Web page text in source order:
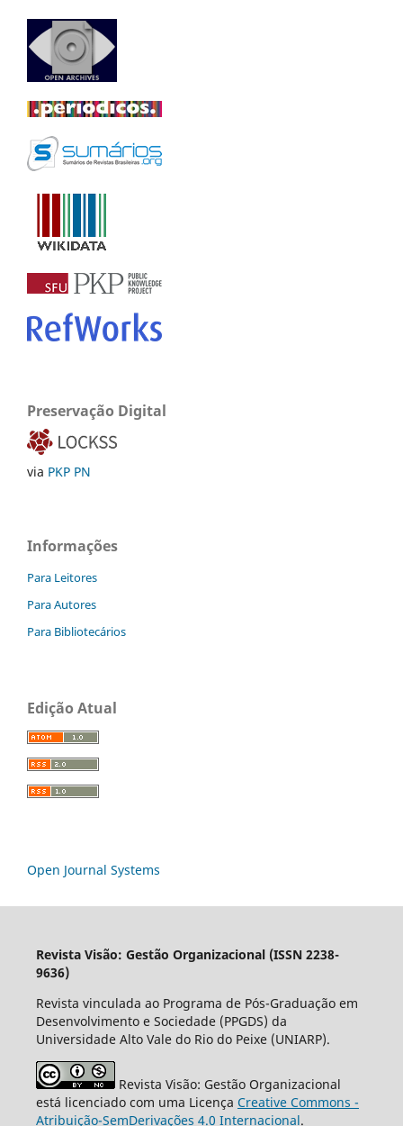
Preservação Digital
via PKP PN
Informações
Para Leitores
Para Autores
Para Bibliotecários
Edição Atual
Open Journal Systems
Revista Visão: Gestão Organizacional (ISSN 2238-
9636)
Revista vinculada ao Programa de Pós-Graduação em
Desenvolvimento e Sociedade (PPGDS) da
Universidade Alto Vale do Rio do Peixe (UNIARP).
Revista Visão: Gestão Organizacional
está licenciado com uma Licença Creative Commons -
Atribuição-SemDerivações 4.0 Internacional.